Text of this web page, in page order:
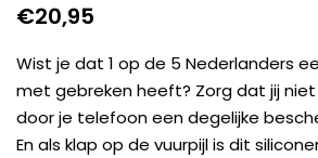
€20,95
Wist je dat 1 op de 5 Nederlanders
met gebreken heeft? Zorg dat jij
door je telefoon een degelijke
En als klap op de vuurpijl is dit